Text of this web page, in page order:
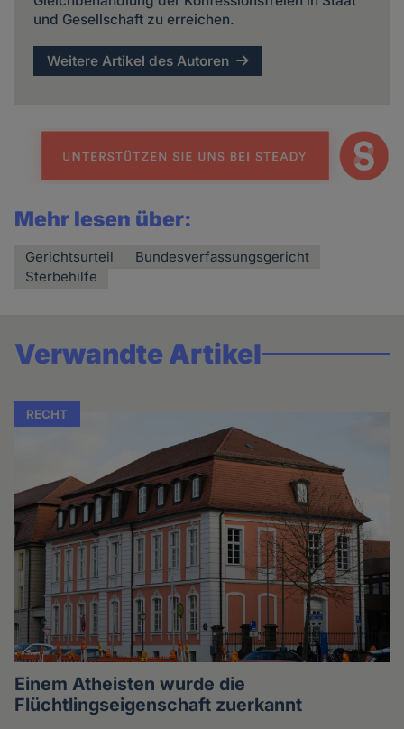
und Gesellschaft zu erreichen.
Weitere Artikel des Autoren
Mehr lesen über:
Gerichtsurteil
Bundesverfassungsgericht
Sterbehilfe
Verwandte Artikel
RECHT
Einem Atheisten wurde die
Flüchtlingseigenschaft zuerkannt